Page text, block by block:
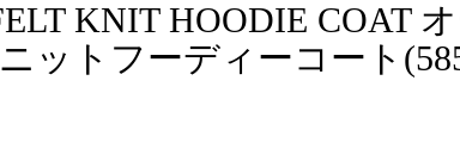
KNIT HOODIE COAT
ットフーディーコート